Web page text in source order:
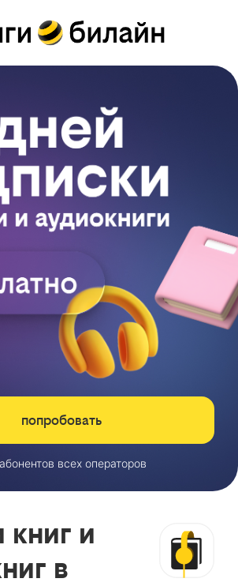
попробовать
всех операторов
книг и
в